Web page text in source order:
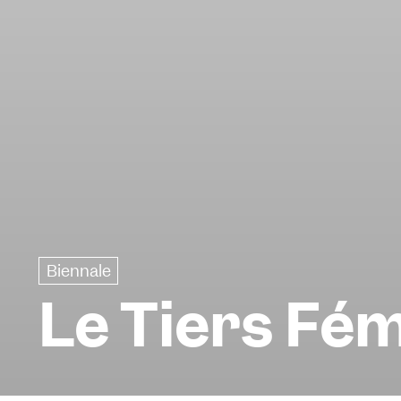
Biennale
Le Tiers